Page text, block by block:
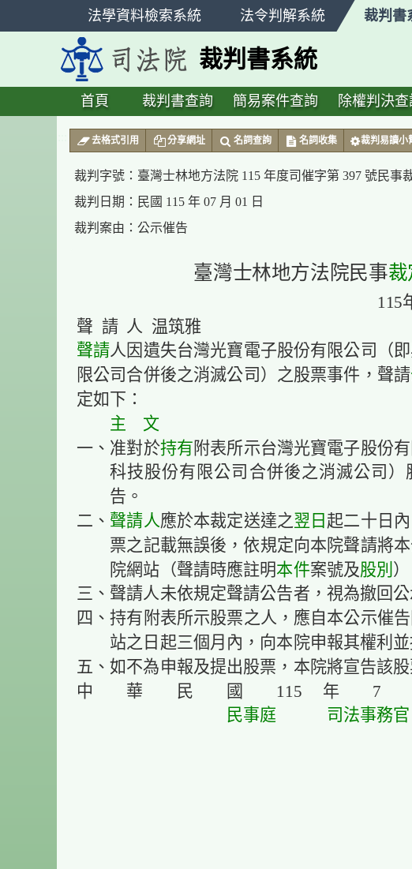
法學資料檢索系統 法令判解系統 裁判書
裁判書系統
首頁 裁判書查詢 簡易案件查詢 除權判決查
去格式引用 分享網址 名詞查詢 名詞收集 裁判易讀小
裁判字號： 臺灣士林地方法院 115 年度司催字第 397 號民事
裁判日期： 民國 115 年 07 月 01 日
裁判案由： 公示催告
臺灣士林地方法院民事裁
115
聲 請 人 温筑雅
聲請人因遺失台灣光寶電子股份有限公司（
限公司合併後之消滅公司）之股票事件，聲請
定如下：
主 文
一、准對於持有 附表所示台灣光寶電子股份
科技股份有限公司合併後之消滅公司）
告。
二、 聲請人應於本裁定送達之翌日 起二十日
票之記載無誤後，依規定向本院聲請將
院網站（聲請時應註明本件案號及股別 ）
三、聲請人未依規定聲請公告者，視為撤回公
四、持有附表所示股票之人，應自本公示催
站之日起三個月內，向本院申報其權利並
五、如不為申報及提出股票，本院將宣告該股
中 華 民 國 115 年 7
民事庭
司法事務官